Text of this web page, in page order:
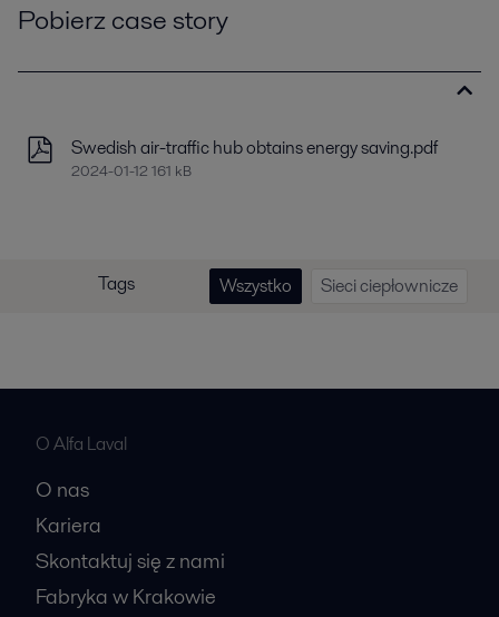
Pobierz case story
Swedish air-traffic hub obtains energy saving.pdf
2024-01-12 161 kB
Tags Wszystko Sieci ciepłownicze
O Alfa Laval
O nas
Kariera
Skontaktuj się z nami
Fabryka w Krakowie